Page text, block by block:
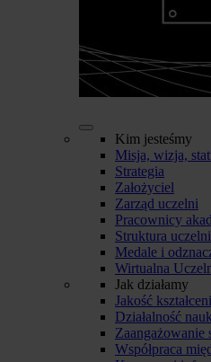
Kim jesteśmy
Misja, wizja,
Strategia
Założyciel
Zarząd uczelni
Pracownicy
Struktura uczelni
Medale i
Wirtualna
Jak działamy
Jakość
Działalność
Zaangażowanie
Współpraca